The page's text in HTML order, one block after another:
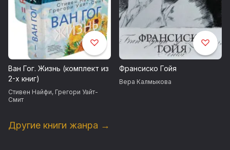
Ван Гог. Жизнь (комплект из
2-х книг)
Стивен Найфи, Грегори Уайт-
Смит
Франсиско Гойя
Вера Калмыкова
Другие книги жанра →